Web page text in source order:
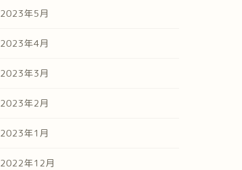
2023年5月
2023年4月
2023年3月
2023年2月
2023年1月
2022年12月